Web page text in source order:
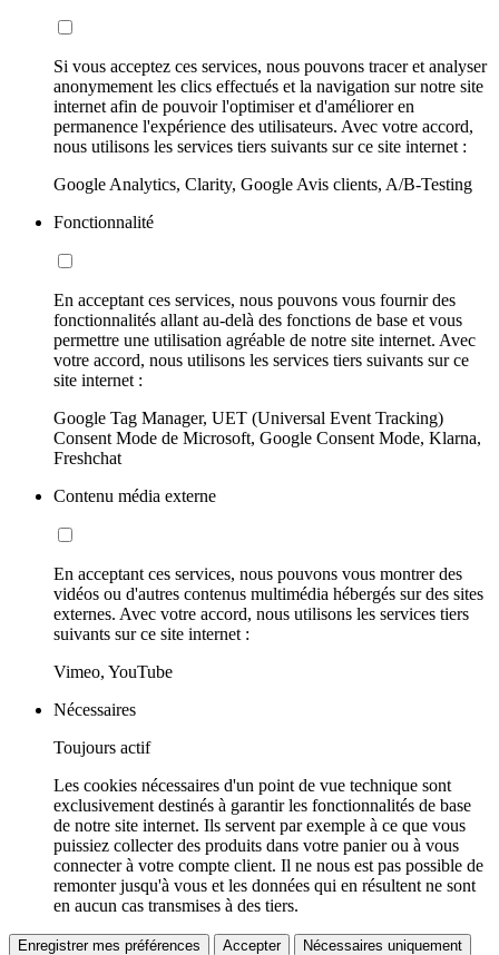
Si vous acceptez ces services, nous pouvons tracer et analyser
anonymement les clics effectués et la navigation sur notre site
internet afin de pouvoir l'optimiser et d'améliorer en
permanence l'expérience des utilisateurs. Avec votre accord,
nous utilisons les services tiers suivants sur ce site internet :
Google Analytics, Clarity, Google Avis clients, A/B-Testing
Fonctionnalité
En acceptant ces services, nous pouvons vous fournir des
fonctionnalités allant au-delà des fonctions de base et vous
permettre une utilisation agréable de notre site internet. Avec
votre accord, nous utilisons les services tiers suivants sur ce
site internet :
Google Tag Manager, UET (Universal Event Tracking)
Consent Mode de Microsoft, Google Consent Mode, Klarna,
Freshchat
Contenu média externe
En acceptant ces services, nous pouvons vous montrer des
vidéos ou d'autres contenus multimédia hébergés sur des sites
externes. Avec votre accord, nous utilisons les services tiers
suivants sur ce site internet :
Vimeo, YouTube
Nécessaires
Toujours actif
Les cookies nécessaires d'un point de vue technique sont
exclusivement destinés à garantir les fonctionnalités de base
de notre site internet. Ils servent par exemple à ce que vous
puissiez collecter des produits dans votre panier ou à vous
connecter à votre compte client. Il ne nous est pas possible de
remonter jusqu'à vous et les données qui en résultent ne sont
en aucun cas transmises à des tiers.
Enregistrer mes préférences Accepter Nécessaires uniquement